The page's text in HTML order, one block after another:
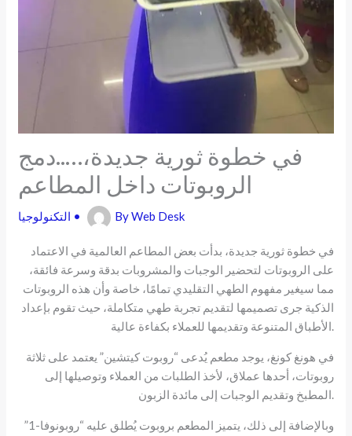
في خطوة ثورية جديدة،…..دمج
الروبوتات داخل المطاعم
التكنولوجيا • ByWeb Desk
في خطوة ثورية جديدة، بدأت بعض المطاعم العالمية في الاعتماد
على الروبوتات لتحضير الوجبات والمشروبات بدقة وسرعة فائقة،
مما سيغير مفهوم الطهي التقليدي تمامًا، خاصة وأن هذه الروبوتات
الذكية جرى تصميمها لتقديم تجربة طهي متكاملة، حيث تقوم بإعداد
الأطباق المتنوعة وتقديمها للعملاء بكفاءة عالية.
في هونغ كونغ، يوجد مطعم يُدعى “روبوت كيتشين” يعتمد على ثلاثة
روبوتات، أحدها عملاق، لأخذ الطلبات من العملاء وتوصيلها إلى
المطبخ وتقديم الوجبات إلى مائدة الزبون.
وبالإضافة إلى ذلك، يتميز المطعم بروبوت يُطلق عليه “روبونوفا-1”